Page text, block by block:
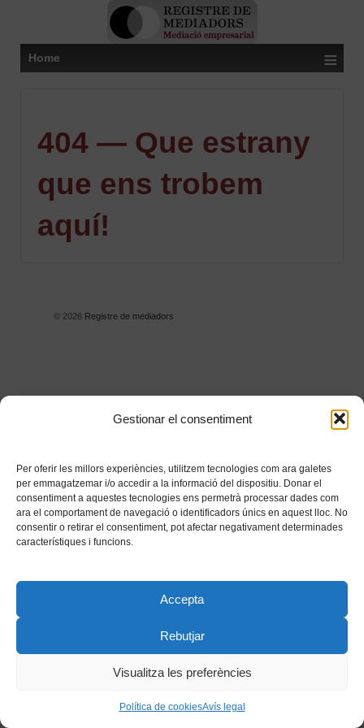
Gestionar el consentiment
Per oferir les millors experiències, utilitzem tecnologies com ara galetes
per emmagatzemar i/o accedir a la informació del dispositiu. Donar el
consentiment a aquestes tecnologies ens permetrà processar dades com
ara el comportament de navegació o identificadors únics en aquest lloc. No
consentir o retirar el consentiment, pot afectar negativament determinades
característiques i funcions.
Accepta
Rebutjar
Visualitza les preferències
Política de cookiesAvís legal
Home ≡
404 — Que estrany
que ens trobem
aquí!
© 2026Registre de mediadors